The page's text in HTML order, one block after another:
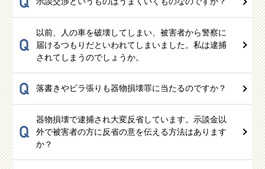
Q
以前、人の車を破壊してしまい、被害者から警察に
届けるつもりだといわれてしまいました。私は逮捕
されてしまうのでしょうか。
Q 落書きやビラ張りも器物損壊罪に当たるのですか？
Q
器物損壊で逮捕され大変反省しています。示談金以
外で被害者の方に反省の意を伝える方法はあります
か？